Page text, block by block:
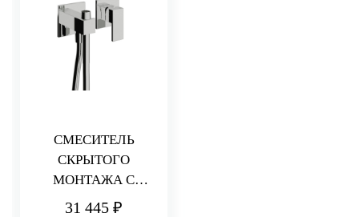
СМЕСИТЕЛЬ
СКРЫТОГО
МОНТАЖА C
РУЧНЫМ ДУШЕМ
31 445 ₽